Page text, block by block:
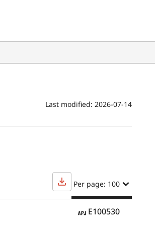
Last modified:2026-07-14
Per page: 100
APJ
E100530